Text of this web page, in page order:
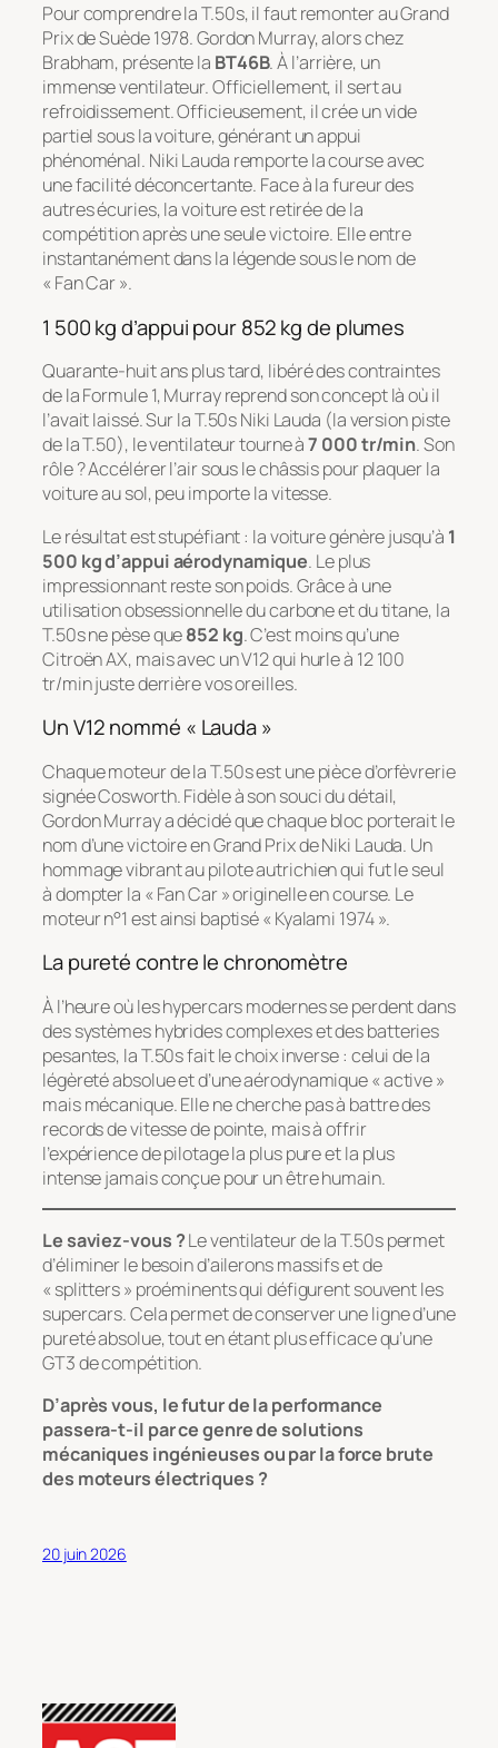
Pour comprendre la T.50s, il faut remonter au Grand
Prix de Suède 1978. Gordon Murray, alors chez
Brabham, présente la BT46B. À l’arrière, un
immense ventilateur. Officiellement, il sert au
refroidissement. Officieusement, il crée un vide
partiel sous la voiture, générant un appui
phénoménal. Niki Lauda remporte la course avec
une facilité déconcertante. Face à la fureur des
autres écuries, la voiture est retirée de la
compétition après une seule victoire. Elle entre
instantanément dans la légende sous le nom de
« Fan Car ».
1 500 kg d’appui pour 852 kg de plumes
Quarante-huit ans plus tard, libéré des contraintes
de la Formule 1, Murray reprend son concept là où il
l’avait laissé. Sur la T.50s Niki Lauda (la version piste
de la T.50), le ventilateur tourne à7 000 tr/min. Son
rôle ? Accélérer l’air sous le châssis pour plaquer la
voiture au sol, peu importe la vitesse.
Le résultat est stupéfiant : la voiture génère jusqu’à 1
500 kg d’appui aérodynamique. Le plus
impressionnant reste son poids. Grâce à une
utilisation obsessionnelle du carbone et du titane, la
T.50s ne pèse que852 kg. C’est moins qu’une
Citroën AX, mais avec un V12 qui hurle à 12 100
tr/min juste derrière vos oreilles.
Un V12 nommé « Lauda »
Chaque moteur de la T.50s est une pièce d’orfèvrerie
signée Cosworth. Fidèle à son souci du détail,
Gordon Murray a décidé que chaque bloc porterait le
nom d’une victoire en Grand Prix de Niki Lauda. Un
hommage vibrant au pilote autrichien qui fut le seul
à dompter la « Fan Car » originelle en course. Le
moteur n°1 est ainsi baptisé « Kyalami 1974 ».
La pureté contre le chronomètre
À l’heure où les hypercars modernes se perdent dans
des systèmes hybrides complexes et des batteries
pesantes, la T.50s fait le choix inverse : celui de la
légèreté absolue et d’une aérodynamique « active »
mais mécanique. Elle ne cherche pas à battre des
records de vitesse de pointe, mais à offrir
l’expérience de pilotage la plus pure et la plus
intense jamais conçue pour un être humain.
Le saviez-vous ?Le ventilateur de la T.50s permet
d’éliminer le besoin d’ailerons massifs et de
« splitters » proéminents qui défigurent souvent les
supercars. Cela permet de conserver une ligne d’une
pureté absolue, tout en étant plus efficace qu’une
GT3 de compétition.
D’après vous, le futur de la performance
passera-t-il par ce genre de solutions
mécaniques ingénieuses ou par la force brute
des moteurs électriques ?
20 juin 2026